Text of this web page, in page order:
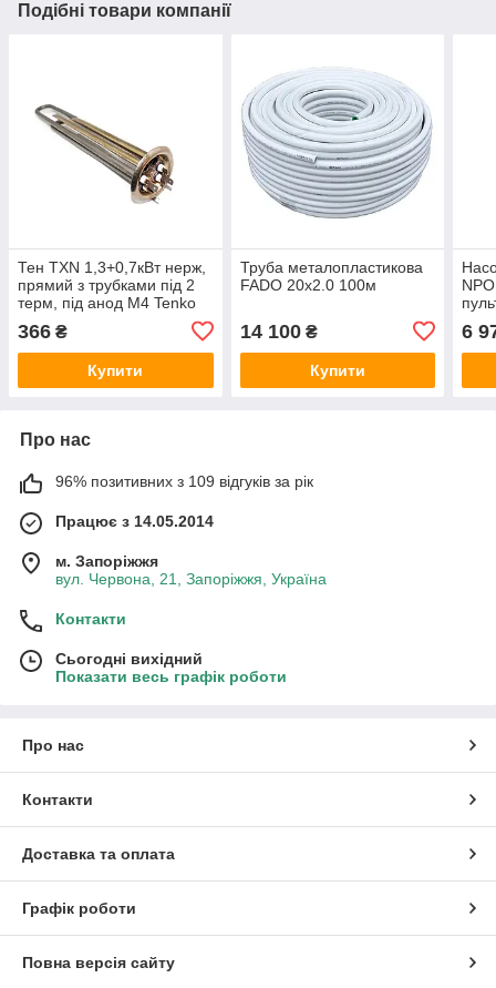
Подібні товари компанії
Тен ТХN 1,3+0,7кВт нерж,
прямий з трубками під 2
терм, під анод М4 Tenko
366 ₴
Купити
Труба металопластикова
FADO 20x2.0 100м
14 100₴
Купити
6
Про нас
96% позитивних з 109 відгуків за рік
Працює з 14.05.2014
м. Запоріжжя
вул. Червона, 21, Запоріжжя, Україна
Контакти
Сьогодні вихідний
Показати весь графік роботи
Про нас
Контакти
Доставка та оплата
Графік роботи
Повна версія сайту